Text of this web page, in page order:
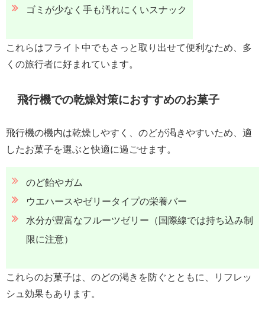
ゴミが少なく手も汚れにくいスナック
これらはフライト中でもさっと取り出せて便利なため、多
くの旅行者に好まれています。
飛行機での乾燥対策におすすめのお菓子
飛行機の機内は乾燥しやすく、のどが渇きやすいため、適
したお菓子を選ぶと快適に過ごせます。
のど飴やガム
ウエハースやゼリータイプの栄養バー
水分が豊富なフルーツゼリー（国際線では持ち込み制
限に注意）
これらのお菓子は、のどの渇きを防ぐとともに、リフレッ
シュ効果もあります。